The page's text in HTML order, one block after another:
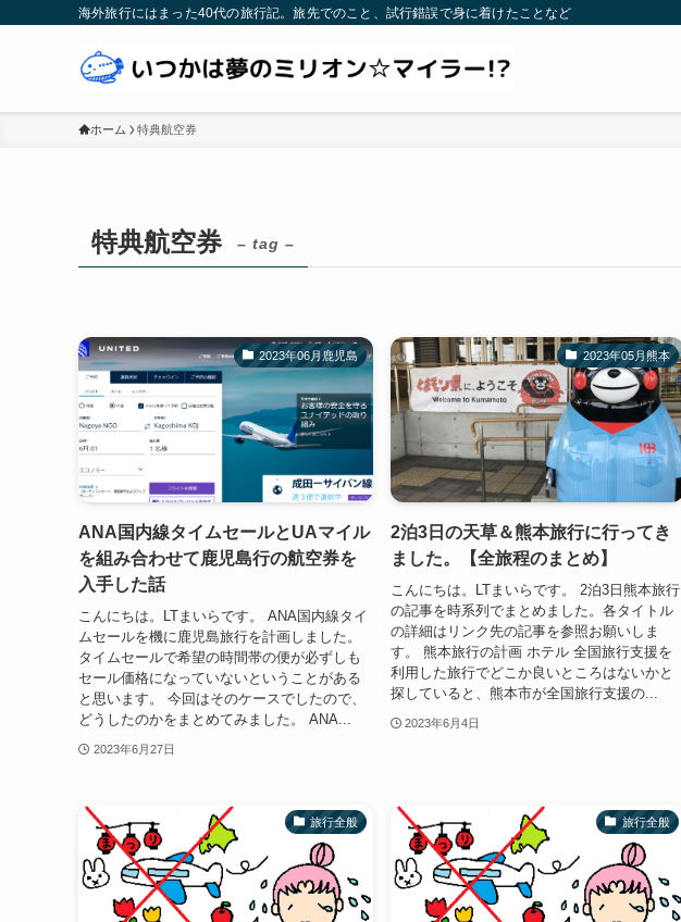
海外旅行にはまった40代の旅行記。旅先でのこと、試行錯誤で身に着けたことなど
ホーム 特典航空券
特典航空券 – tag –
2023年06月鹿児島
ANA国内線タイムセールとUAマイル
を組み合わせて鹿児島行の航空券を
入手した話
こんにちは。LTまいらです。 ANA国内線タイ
ムセールを機に鹿児島旅行を計画しました。
タイムセールで希望の時間帯の便が必ずしも
セール価格になっていないということがある
と思います。 今回はそのケースでしたので、
どうしたのかをまとめてみました。 ANA...
2023年6月27日
2023年05月熊本
2泊3日の天草＆熊本旅行に行ってき
ました。【全旅程のまとめ】
こんにちは。LTまいらです。 2泊3日熊本旅行
の記事を時系列でまとめました。各タイトル
の詳細はリンク先の記事を参照お願いしま
す。 熊本旅行の計画 ホテル 全国旅行支援を
利用した旅行でどこか良いところはないかと
探していると、熊本市が全国旅行支援の...
2023年6月4日
旅行全般 旅行全般